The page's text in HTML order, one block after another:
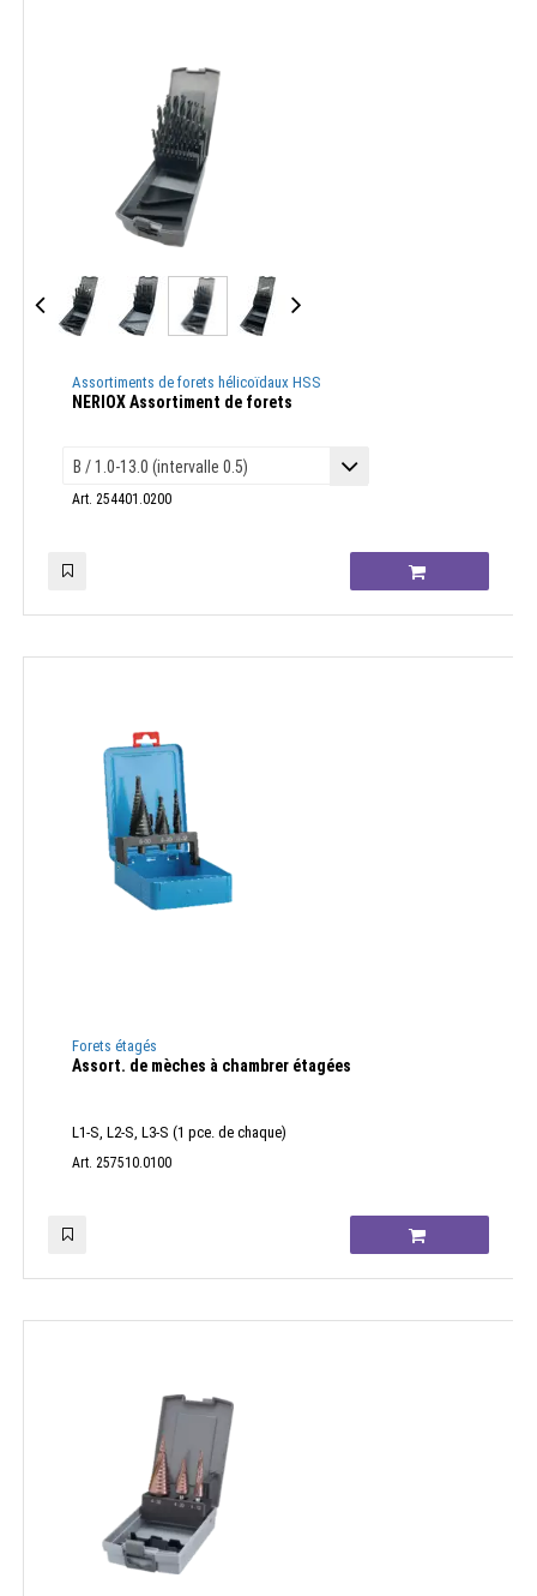
Assortiments de forets hélicoïdaux HSS
NERIOX Assortiment de forets
Art. 254401.0200
Forets étagés
Assort. de mèches à chambrer étagées
L1-S, L2-S, L3-S (1 pce. de chaque)
Art. 257510.0100